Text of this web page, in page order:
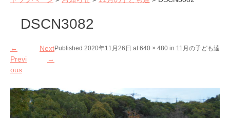
DSCN3082
Published 2020年11月26日 at 640 × 480 in 11月の子ども達
←
Previ
ous
Next
→